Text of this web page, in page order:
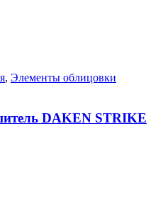
, Элементы облицовки
DAKEN STRIKE